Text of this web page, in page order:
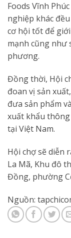
Foods Vĩnh
nghiệp khác
cơ hội tốt để
mạnh cũng như
phương.
Đồng thời, Hội
đoan vị sản
đưa sản phẩm
xuất khẩu
tại Việt Nam.
Hội chợ sẽ diễn
La Mã, Khu đô
Đồng, phường
Nguồn: